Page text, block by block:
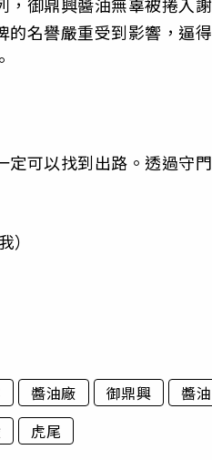
，御鼎興醬油無辜被捲入
的名譽嚴重受到影響，逼
定可以找到出路。透過守
醬油廠 御鼎興 醬油
虎尾